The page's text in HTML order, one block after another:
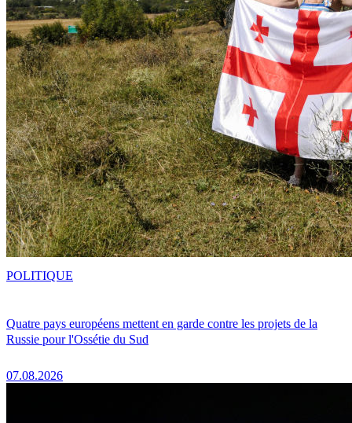
Quatre pays européens mettent en garde contre les projets de la
Russie pour l'Ossétie du Sud
07.08.2026
POLITIQUE